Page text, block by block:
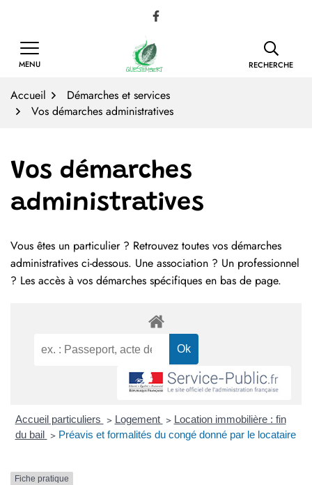
contenu
Lien vers le compte Facebook
MENU RECHERCHE
Accueil
Démarches et services
Vos démarches administratives
Vos démarches
administratives
Liste des démarches
Vous êtes un particulier ? Retrouvez toutes vos démarches
administratives ci-dessous. Une association ? Un professionnel
? Les accès à vos démarches spécifiques en bas de page.
Accueil particuliers > Logement > Location immobilière : fin
du bail > Préavis et formalités du congé donné par le locataire
Fiche pratique